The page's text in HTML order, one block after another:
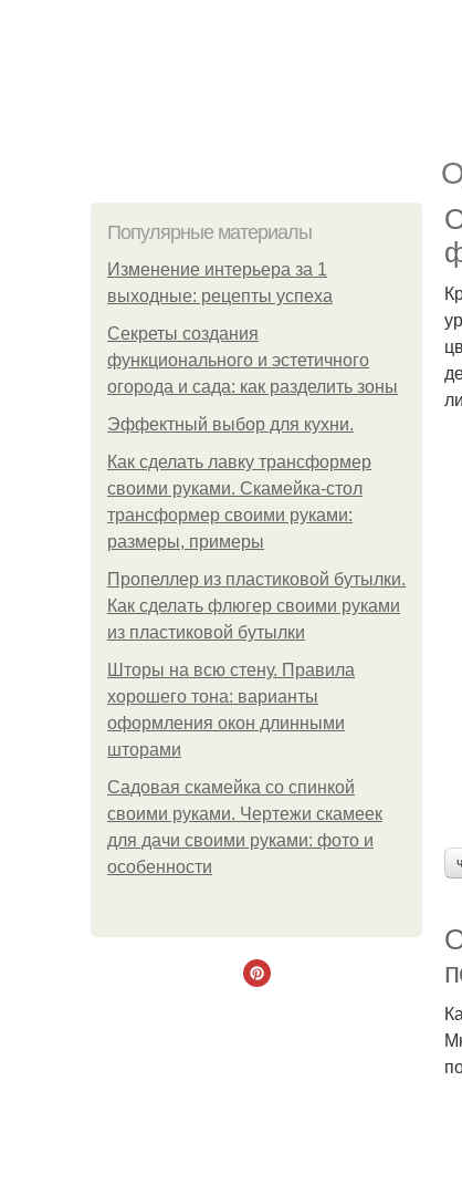
Популярные материалы
Изменение интерьера за 1
выходные: рецепты успеха
Секреты создания
функционального и эстетичного
огорода и сада: как разделить зоны
Эффектный выбор для кухни.
Как сделать лавку трансформер
своими руками. Скамейка-стол
трансформер своими руками:
размеры, примеры
Пропеллер из пластиковой бутылки.
Как сделать флюгер своими руками
из пластиковой бутылки
Шторы на всю стену. Правила
хорошего тона: варианты
оформления окон длинными
шторами
Садовая скамейка со спинкой
своими руками. Чертежи скамеек
для дачи своими руками: фото и
особенности